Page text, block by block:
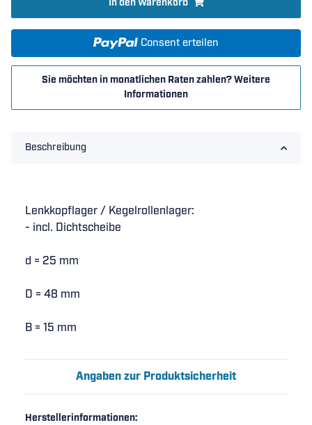
In den Warenkorb
Consent erteilen
Sie möchten in monatlichen Raten zahlen?Weitere
Informationen
Beschreibung
Lenkkopflager / Kegelrollenlager:
- incl. Dichtscheibe
d = 25 mm
D = 48 mm
B = 15 mm
Angaben zur Produktsicherheit
Herstellerinformationen: